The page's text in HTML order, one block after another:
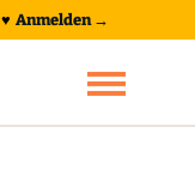
♥ Anmelden →